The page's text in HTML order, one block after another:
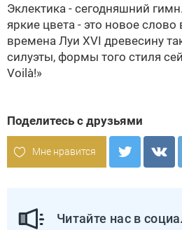
Эклектика - сегодняшний
яркие цвета - это новое слово
времена Луи XVI древесину
силуэты, формы того стиля
Voilà!»
Поделитесь с друзьями
Мне нравится
Читайте нас в